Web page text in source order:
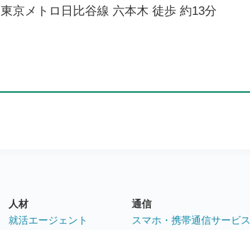
東京メトロ日比谷線 六本木 徒歩 約13分
人材
就活エージェント
通信
スマホ・携帯通信サービス